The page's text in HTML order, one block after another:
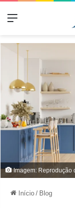
Menu
Imagem: Reprodução
Início / Blog